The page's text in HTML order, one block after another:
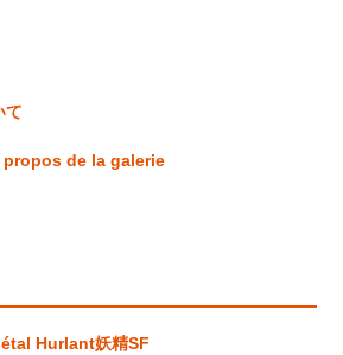
て
propos de la galerie
Hurlant妖精SF